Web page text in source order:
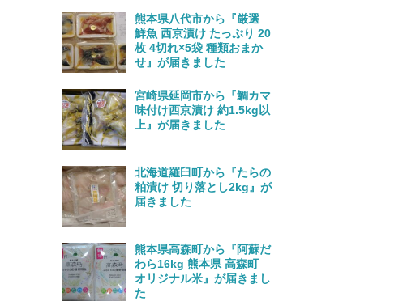
熊本県八代市から『厳選
鮮魚 西京漬け たっぷり 20
枚 4切れ×5袋 種類おまか
せ』が届きました
宮崎県延岡市から『鯛カマ
味付け西京漬け 約1.5kg以
上』が届きました
北海道羅臼町から『たらの
粕漬け 切り落とし2kg』が
届きました
熊本県高森町から『阿蘇だ
わら16kg 熊本県 高森町
オリジナル米』が届きまし
た